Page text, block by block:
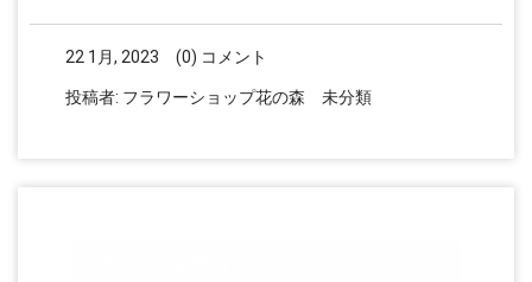
22 1月, 2023 (0) コメント
投稿者: フラワーショップ花の森 未分類